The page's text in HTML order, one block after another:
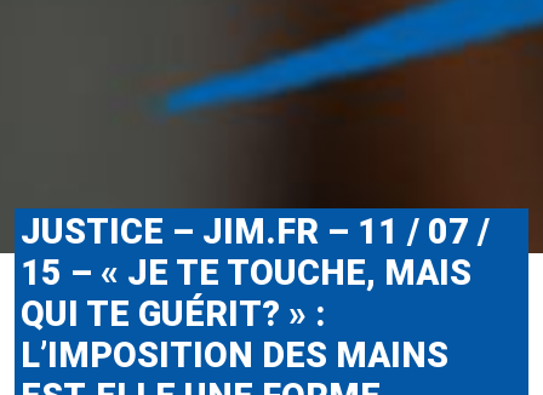
JUSTICE – JIM.FR – 11 / 07 /
15 – « JE TE TOUCHE, MAIS
QUI TE GUÉRIT? » :
L’IMPOSITION DES MAINS